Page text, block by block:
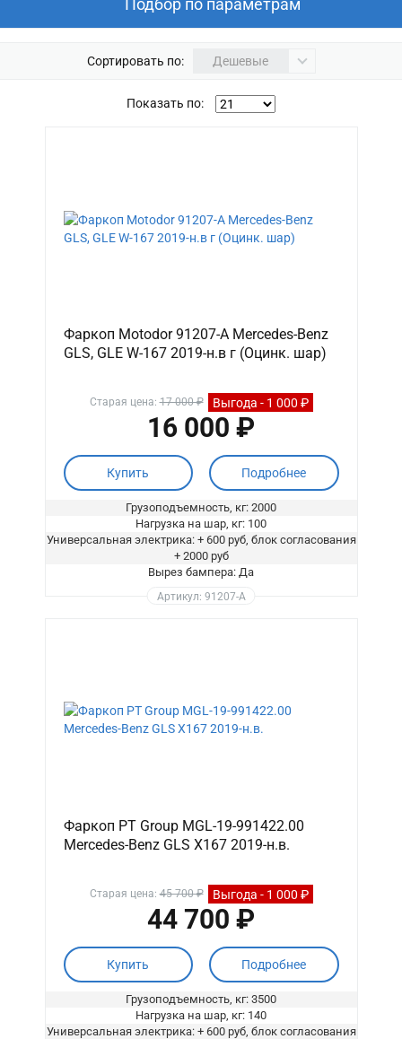
Подбор по параметрам
Сортировать по: Дешевые
Показать по:
Фаркоп Motodor 91207-A Mercedes-Benz
GLS, GLE W-167 2019-н.в г (Оцинк. шар)
Старая цена:17 000 ₽ Выгода - 1 000 ₽
16 000 ₽
Купить Подробнее
Грузоподъемность, кг: 2000
Нагрузка на шар, кг: 100
Универсальная электрика: + 600 руб, блок согласования
+ 2000 руб
Вырез бампера: Да
Артикул: 91207-A
Фаркоп PT Group MGL-19-991422.00
Mercedes-Benz GLS X167 2019-н.в.
Старая цена:45 700 ₽ Выгода - 1 000 ₽
44 700 ₽
Купить Подробнее
Грузоподъемность, кг: 3500
Нагрузка на шар, кг: 140
Универсальная электрика: + 600 руб, блок согласования